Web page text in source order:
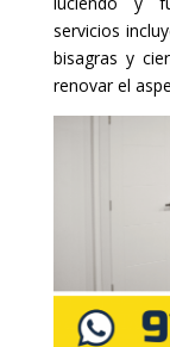
servicios
bisagras y
renovar el